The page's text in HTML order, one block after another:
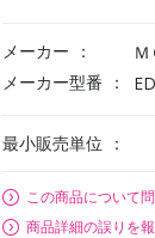
メーカー Ｍ
メーカー型番
最小販売単位
この商品について
商品詳細の誤りを